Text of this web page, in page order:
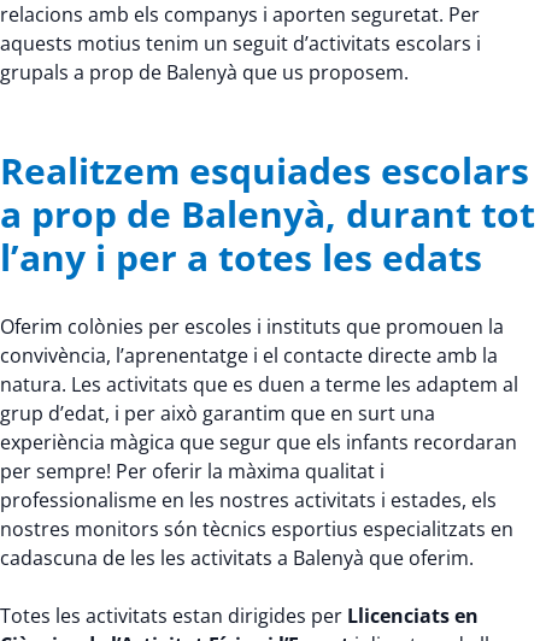
relacions amb els companys i aporten seguretat. Per
aquests motius tenim un seguit d’activitats escolars i
grupals a prop de Balenyà que us proposem.
Realitzem esquiades escolars
a prop de Balenyà, durant tot
l’any i per a totes les edats
Oferim colònies per escoles i instituts que promouen la
convivència, l’aprenentatge i el contacte directe amb la
natura. Les activitats que es duen a terme les adaptem al
grup d’edat, i per això garantim que en surt una
experiència màgica que segur que els infants recordaran
per sempre! Per oferir la màxima qualitat i
professionalisme en les nostres activitats i estades, els
nostres monitors són tècnics esportius especialitzats en
cadascuna de les les activitats a Balenyà que oferim.
Totes les activitats estan dirigides per Llicenciats en